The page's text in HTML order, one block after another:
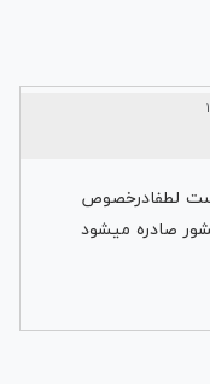
لطفادرخصوص
صادره میشود